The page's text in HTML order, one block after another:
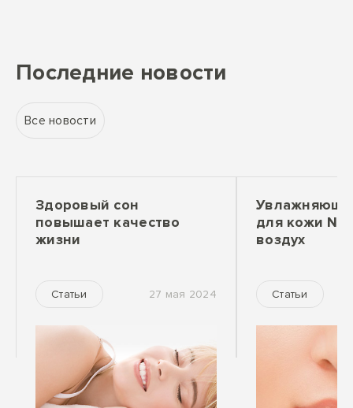
Последние новости
Все новости
Здоровый сон
повышает качество
жизни
Статьи 27 мая 2024
для кожи
воздух
Статьи